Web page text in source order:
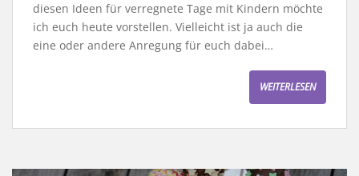
diesen Ideen für verregnete Tage mit Kindern möchte
ich euch heute vorstellen. Vielleicht ist ja auch die
eine oder andere Anregung für euch dabei…
WEITERLESEN